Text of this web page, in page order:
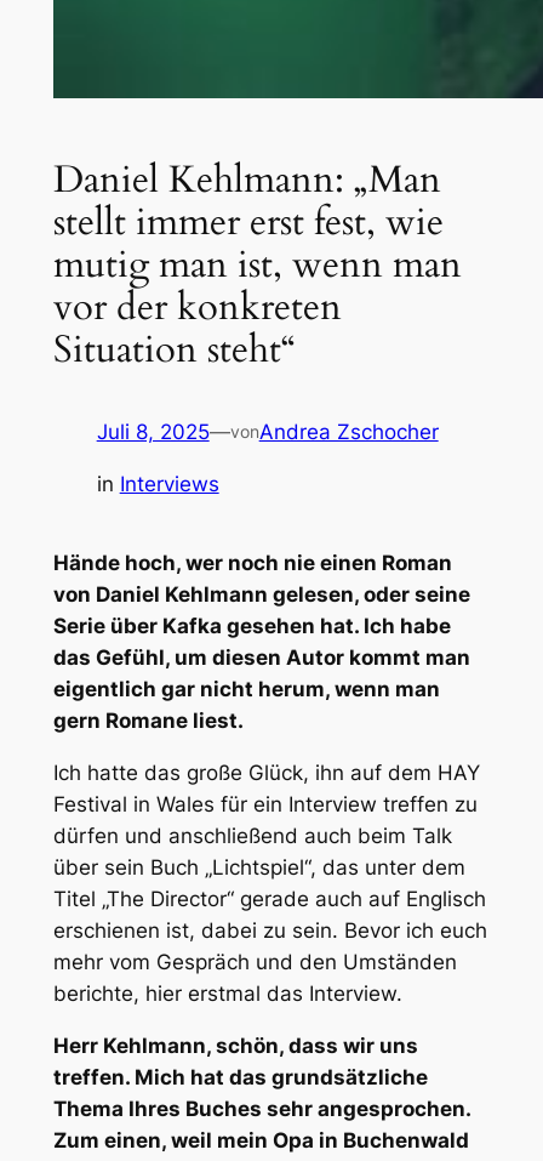
Daniel Kehlmann: „Man
stellt immer erst fest, wie
mutig man ist, wenn man
vor der konkreten
Situation steht“
Juli 8, 2025—vonAndrea Zschocher
in Interviews
Hände hoch, wer noch nie einen Roman
von Daniel Kehlmann gelesen, oder seine
Serie über Kafka gesehen hat. Ich habe
das Gefühl, um diesen Autor kommt man
eigentlich gar nicht herum, wenn man
gern Romane liest.
Ich hatte das große Glück, ihn auf dem HAY
Festival in Wales für ein Interview treffen zu
dürfen und anschließend auch beim Talk
über sein Buch „Lichtspiel“, das unter dem
Titel „The Director“ gerade auch auf Englisch
erschienen ist, dabei zu sein. Bevor ich euch
mehr vom Gespräch und den Umständen
berichte, hier erstmal das Interview.
Herr Kehlmann, schön, dass wir uns
treffen. Mich hat das grundsätzliche
Thema Ihres Buches sehr angesprochen.
Zum einen, weil mein Opa in Buchenwald